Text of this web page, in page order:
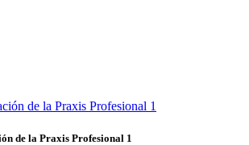
de la Praxis Profesional 1
de la Praxis Profesional 1